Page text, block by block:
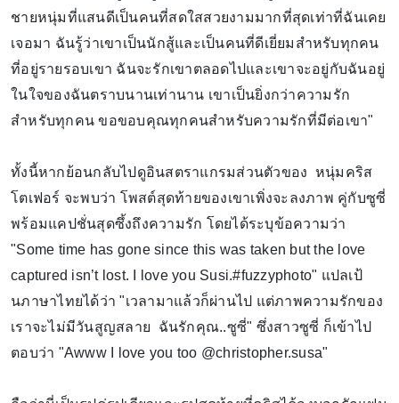
ชายหนุ่มที่แสนดีเป็นคนที่สดใสสวยงามมากที่สุดเท่าที่ฉันเคย
เจอมา ฉันรู้ว่าเขาเป็นนักสู้และเป็นคนที่ดีเยี่ยมสำหรับทุกคน
ที่อยู่รายรอบเขา ฉันจะรักเขาตลอดไปและเขาจะอยู่กับฉันอยู่
ในใจของฉันตราบนานเท่านาน เขาเป็นยิ่งกว่าความรัก
สำหรับทุกคน ขอขอบคุณทุกคนสำหรับความรักที่มีต่อเขา"
ทั้งนี้หากย้อนกลับไปดูอินสตราแกรมส่วนตัวของ หนุ่มคริส
โตเฟอร์ จะพบว่า โพสต์สุดท้ายของเขาเพิ่งจะลงภาพ คู่กับซูซี่
พร้อมแคปชั่นสุดซึ้งถึงความรัก โดยได้ระบุข้อความว่า
"Some time has gone since this was taken but the love
captured isn’t lost. I love you Susi.#fuzzyphoto" แปลเป้
นภาษาไทยได้ว่า "เวลามาแล้วก็ผ่านไป แต่ภาพความรักของ
เราจะไม่มีวันสูญสลาย ฉันรักคุณ..ซูซี่" ซึ่งสาวซูซี่ ก็เข้าไป
ตอบว่า "Awww I love you too @christopher.susa"